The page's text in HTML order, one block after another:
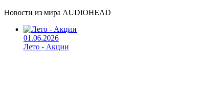
Новости из мира AUDIOHEAD
01.06.2026
Лето - Акции